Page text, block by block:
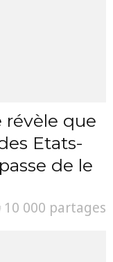
que
Etats-
de le
10 000 partages